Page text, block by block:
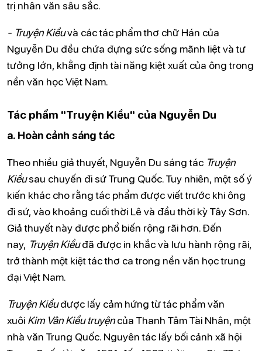
trị nhân văn sâu sắc.
- Truyện Kiềuvà các tác phẩm thơ chữ Hán của
Nguyễn Du đều chứa đựng sức sống mãnh liệt và tư
tưởng lớn, khẳng định tài năng kiệt xuất của ông trong
nền văn học Việt Nam.
Tác phẩm "Truyện Kiều" của Nguyễn Du
a. Hoàn cảnh sáng tác
Theo nhiều giả thuyết, Nguyễn Du sáng tác Truyện
Kiềusau chuyến đi sứ Trung Quốc. Tuy nhiên, một số ý
kiến khác cho rằng tác phẩm được viết trước khi ông
đi sứ, vào khoảng cuối thời Lê và đầu thời kỳ Tây Sơn.
Giả thuyết này được phổ biến rộng rãi hơn. Đến
nay, Truyện Kiềuđã được in khắc và lưu hành rộng rãi,
trở thành một kiệt tác thơ ca trong nền văn học trung
đại Việt Nam.
Truyện Kiềuđược lấy cảm hứng từ tác phẩm văn
xuôi Kim Vân Kiều truyệncủa Thanh Tâm Tài Nhân, một
nhà văn Trung Quốc. Nguyên tác lấy bối cảnh xã hội